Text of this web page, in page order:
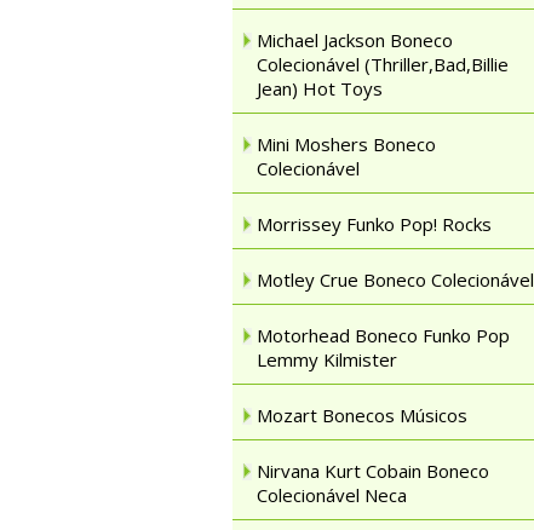
Michael Jackson Boneco
Colecionável (Thriller,Bad,Billie
Jean) Hot Toys
Mini Moshers Boneco
Colecionável
Morrissey Funko Pop! Rocks
Motley Crue Boneco Colecionável
Motorhead Boneco Funko Pop
Lemmy Kilmister
Mozart Bonecos Músicos
Nirvana Kurt Cobain Boneco
Colecionável Neca